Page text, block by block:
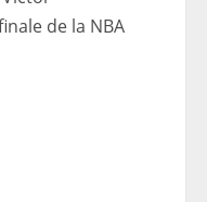
de la NBA